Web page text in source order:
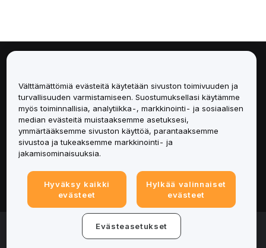
Palvelut
Tuki
Tuotteet
Lakiasiat
© 2025-2026 Bybit.eu. All rights reserved.
Välttämättömiä evästeitä käytetään sivuston toimivuuden ja
turvallisuuden varmistamiseen. Suostumuksellasi käytämme
myös toiminnallisia, analytiikka-, markkinointi- ja sosiaalisen
median evästeitä muistaaksemme asetuksesi,
ymmärtääksemme sivuston käyttöä, parantaaksemme
sivustoa ja tukeaksemme markkinointi- ja
jakamisominaisuuksia.
Hyväksy kaikki
evästeet
Hylkää valinnaiset
evästeet
Evästeasetukset